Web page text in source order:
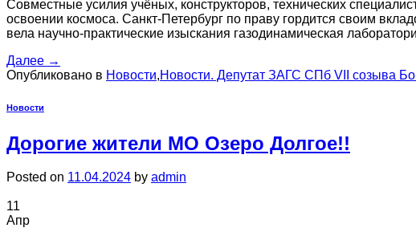
Совместные усилия учёных, конструкторов, технических
освоении космоса. Санкт-Петербург по праву гордится своим
вела научно-практические изыскания газодинамическая
Далее →
Опубликовано в Новости,Новости. Депутат ЗАГС СПб VII созыва
Новости
Дорогие жители МО Озеро Долгое!!
Posted on 11.04.2024 by admin
11
Апр